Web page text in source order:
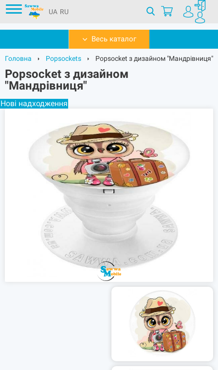
UA RU
Весь каталог
Головна Popsockets Popsocket з дизайном "Мандрівниця"
Popsocket з дизайном
"Мандрівниця"
Нові надходження